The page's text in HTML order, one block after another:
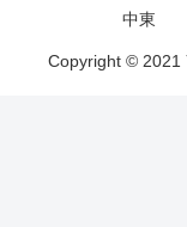
中東
Copyright © 2021